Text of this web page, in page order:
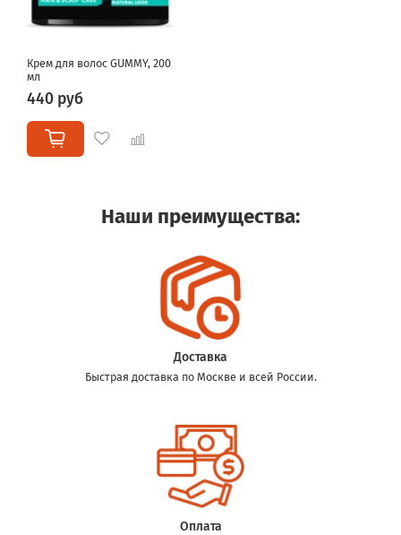
Крем для волос GUMMY, 200
мл
440 руб
Наши преимущества:
Доставка
Быстрая доставка по Москве и всей России.
Оплата